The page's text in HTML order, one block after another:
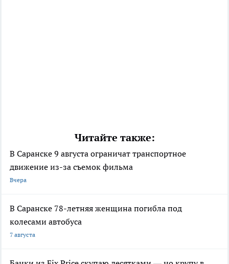
Читайте также:
В Саранске 9 августа ограничат транспортное
движение из-за съемок фильма
Вчера
В Саранске 78-летняя женщина погибла под
колесами автобуса
7 августа